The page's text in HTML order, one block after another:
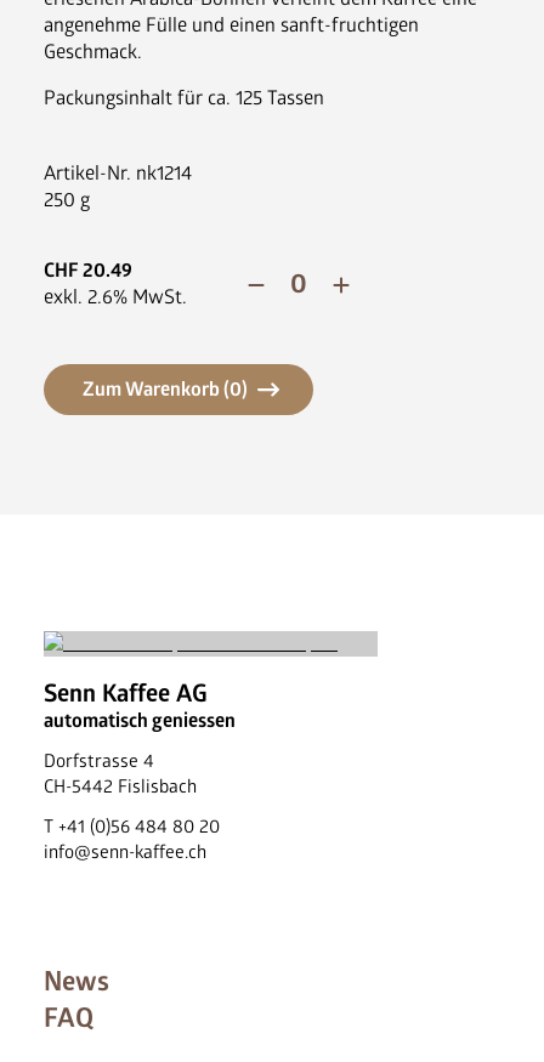
FAQ
angenehme Fülle und einen sanft-fruchtigen
Geschmack.
Packungsinhalt für ca. 125 Tassen
Artikel-Nr. nk1214
250 g
CHF 20.49
exkl. 2.6% MwSt.
Zum Warenkorb (0)
News
FAQ
Senn Kaffee AG
automatisch geniessen
Dorfstrasse 4
CH-5442 Fislisbach
T +41 (0)56 484 80 20
info@senn-kaffee.ch